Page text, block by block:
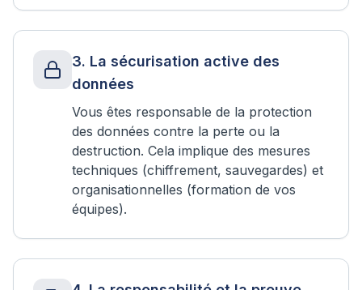
3. La sécurisation active des
données
Vous êtes responsable de la protection
des données contre la perte ou la
destruction. Cela implique des mesures
techniques (chiffrement, sauvegardes) et
organisationnelles (formation de vos
équipes).